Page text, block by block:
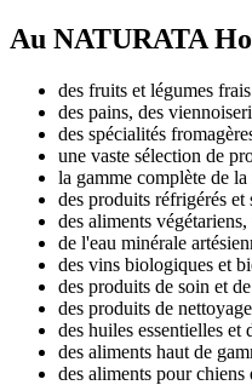
Au NATURATA
des fruits et légumes
des pains, des
des spécialités
une vaste sélection de
la gamme complète de
des produits réfrigérés et
des aliments
de l'eau minérale
des vins biologiques et
des produits de soin et
des produits de
des huiles essentielles et
des aliments haut de
des aliments pour chiens